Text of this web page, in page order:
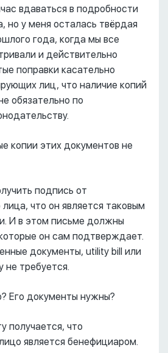
вдаваться в подробности
но у меня осталась твёрдая
года, когда мы все
и действительно
поправки касательно
лиц, что наличие копий
обязательно по
копии этих документов не
подпись от
что он является таковым
И в этом письме должны
он сам подтверждает.
документы, utility bill или
не требуется.
Его документы нужны?
получается, что
является бенефициаром.